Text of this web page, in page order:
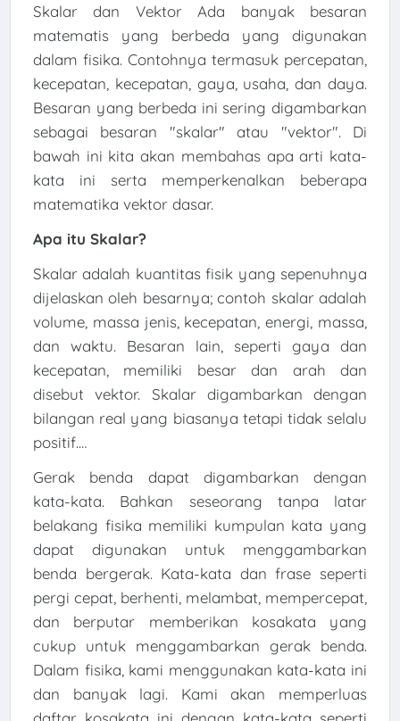
Skalar dan Vektor Ada banyak besaran
matematis yang berbeda yang digunakan
dalam fisika. Contohnya termasuk percepatan,
kecepatan, kecepatan, gaya, usaha, dan daya.
Besaran yang berbeda ini sering digambarkan
sebagai besaran "skalar" atau "vektor". Di
bawah ini kita akan membahas apa arti kata-
kata ini serta memperkenalkan beberapa
matematika vektor dasar.
Apa itu Skalar?
Skalar adalah kuantitas fisik yang sepenuhnya
dijelaskan oleh besarnya; contoh skalar adalah
volume, massa jenis, kecepatan, energi, massa,
dan waktu. Besaran lain, seperti gaya dan
kecepatan, memiliki besar dan arah dan
disebut vektor. Skalar digambarkan dengan
bilangan real yang biasanya tetapi tidak selalu
positif.…
Gerak benda dapat digambarkan dengan
kata-kata. Bahkan seseorang tanpa latar
belakang fisika memiliki kumpulan kata yang
dapat digunakan untuk menggambarkan
benda bergerak. Kata-kata dan frase seperti
pergi cepat, berhenti, melambat, mempercepat,
dan berputar memberikan kosakata yang
cukup untuk menggambarkan gerak benda.
Dalam fisika, kami menggunakan kata-kata ini
dan banyak lagi. Kami akan memperluas